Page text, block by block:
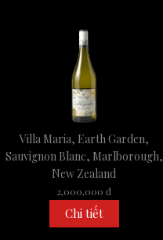
Villa Maria, Earth Garden,
Sauvignon Blanc, Marlborough,
New Zealand
2,000,000 đ
Chi tiết